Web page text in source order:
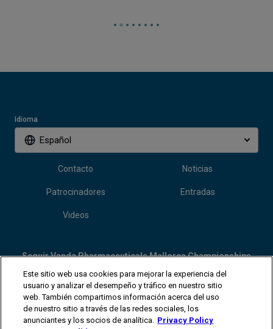
Idioma
Español
Contacto Noticias
Patrocinadores Entradas
Videos
Seguir Vanda Pharmaceuticals Mallorca Championships
Este sitio web usa cookies para mejorar la experiencia del
usuario y analizar el desempeño y tráfico en nuestro sitio
web. También compartimos información acerca del uso
de nuestro sitio a través de las redes sociales, los
anunciantes y los socios de analítica. Privacy Policy